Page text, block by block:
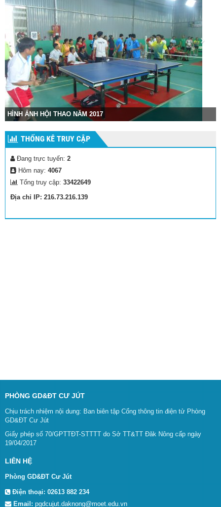
HÌNH ẢNH HỘI THAO NĂM 2017
THỐNG KÊ TRUY CẬP
Đang trực tuyến: 2
Hôm nay: 4067
Tổng truy cập: 33422649
Địa chỉ IP: 216.73.216.139
PHÒNG GD&ĐT CƯ JÚT
Chịu trách nhiệm nội dung: Ban biên tập Cổng thông tin điện tử Phòng
GD&ĐT Cư Jút
Giấy phép số 70/GPTTĐT-STTTT do Sở TT&TT Đăk Nông cấp ngày
19/04/2017
LIÊN HỆ
Phòng GD&ĐT Cư Jút
Điện thoại:02613 882 234
Email:pgdcujut.daknong@moet.edu.vn